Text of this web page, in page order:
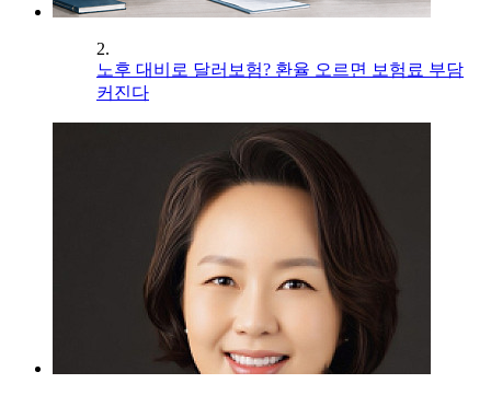
2.
노후 대비로 달러보험? 환율 오르면 보험료 부담
커진다